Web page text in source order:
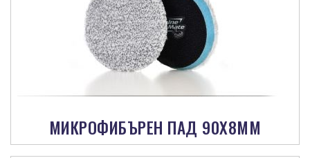
МИКРОФИБЪРЕН ПАД 90X8MM